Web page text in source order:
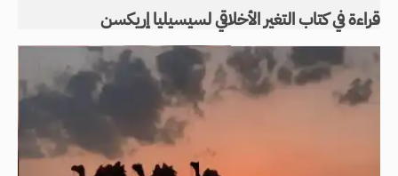
قراءة في كتاب التغير الأخلاقي لسيسيليا إريكسن